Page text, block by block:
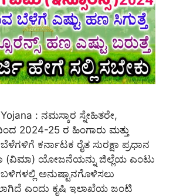
: ನಮಸ್ಕಾರ ಸ್ನೇಹಿತರೇ,
2024-25 ರ ಹಿಂಗಾರು ಮತ್ತು
ಕರ್ನಾಟಕ ರೈತ ಸುರಕ್ಷಾ ಪ್ರಧಾನ
(ವಿಮಾ) ಯೋಜನೆಯನ್ನು ಜಿಲ್ಲೆಯ ಎಂಟು
ಅನುಷ್ಟಾನಗೊಳಿಸಲು
ಎಂದು ಕೃಷಿ ಇಲಾಖೆಯ ಜಂಟಿ